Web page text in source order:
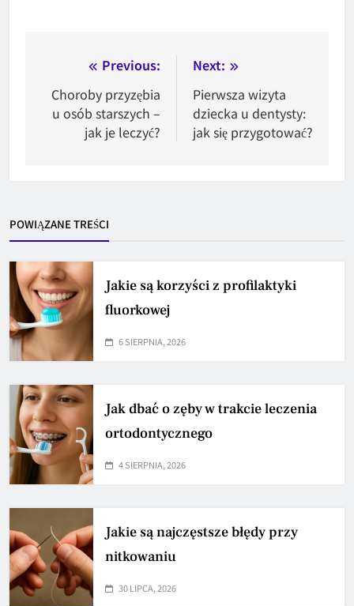
Nawigacja
wpisu
Previous:
Choroby przyzębia
u osób starszych –
jak je leczyć?
Next:
Pierwsza wizyta
dziecka u dentysty:
jak się przygotować?
POWIĄZANE TREŚCI
Jakie są korzyści z profilaktyki
fluorkowej
6 SIERPNIA, 2026
Jak dbać o zęby w trakcie leczenia
ortodontycznego
4 SIERPNIA, 2026
Jakie są najczęstsze błędy przy
nitkowaniu
30 LIPCA, 2026